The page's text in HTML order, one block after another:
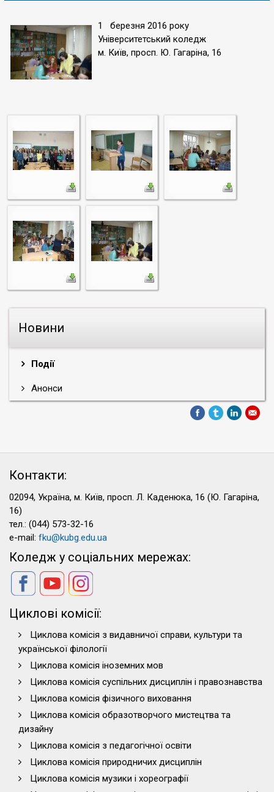
Новини
Події
Анонси
1 березня 2016 року
Університетський коледж
м. Київ, просп. Ю. Гагаріна, 16
Контакти:
02094, Україна, м. Київ, просп. Л. Каденюка, 16 (Ю. Гагаріна,
16)
тел.: (044) 573-32-16
e-mail: fku@kubg.edu.ua
Коледж у соціальних мережах:
Циклові комісії:
Циклова комісія з видавничої справи, культури та
української філології
Циклова комісія іноземних мов
Циклова комісія суспільних дисциплін і правознавства
Циклова комісія фізичного виховання
Циклова комісія образотворчого мистецтва та
дизайну
Циклова комісія з педагогічної освіти
Циклова комісія природничих дисциплін
Циклова комісія музики і хореографії